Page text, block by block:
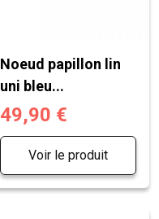
Noeud papillon lin
uni bleu...
49,90 €
Voir le produit